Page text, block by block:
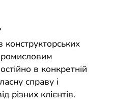
в конкретній
справу і
різних клієнтів.